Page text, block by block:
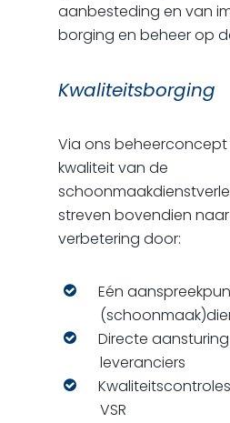
aanbesteding en van
borging en beheer op
Kwaliteitsborging
Via ons
kwaliteit van de
streven bovendien
verbetering door:
Eén
Directe
leveranciers
VSR